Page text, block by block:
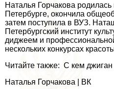
Наталья Горчакова
Петербурге, окончила
затем поступила в ВУЗ.
Петербургский институт
диджеем и
нескольких конкурсах
Читайте также: С кем джиган
Наталья Горчакова | ВК